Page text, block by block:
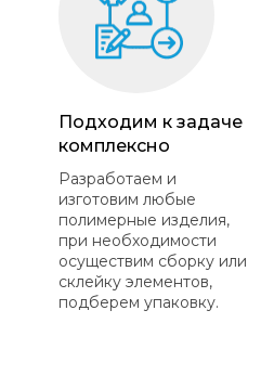
Подходим к задаче
комплексно
Разработаем и
изготовим любые
полимерные изделия,
при необходимости
осуществим сборку или
склейку элементов,
подберем упаковку.